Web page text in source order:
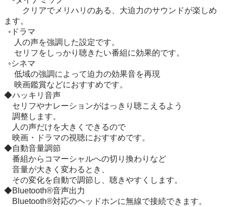
クリアでメリハリのある、大迫力のサウンドが楽しめ
ます。
◆ハッキリ音声
セリフやナレーションがはっきり聴こえるよう
調整します。
人の声だけを大きくできるので
映画・ドラマの視聴におすすめです。
◆自動音量調節
番組からコマーシャルへの切り換わりなど
音量が大きく変わるとき、
その変化を自動で調節し、聴きやすくします。
◆Bluetooth®音声出力
Bluetooth®対応のヘッドホンに無線で接続できます。